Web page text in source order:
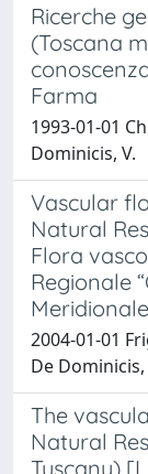
Ricerche
(Toscana
Farma
1993-01-01
Dominicis, V.
Vascular
Natural
Flora
Regionale
2004-01-01
De
The
Natural
Tuscany)